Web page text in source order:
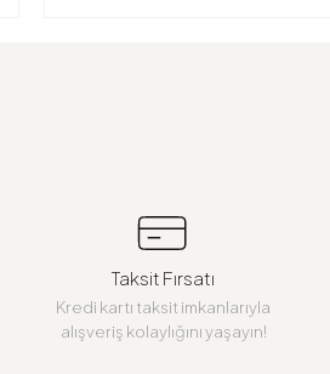
Taksit Fırsatı
Kredi kartı taksit imkanlarıyla
alışveriş kolaylığını yaşayın!